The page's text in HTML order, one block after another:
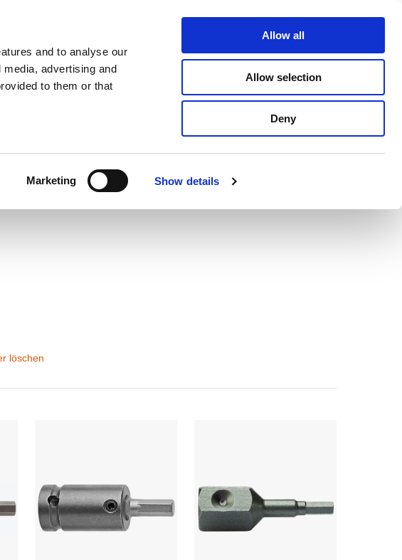
and to analyse our
advertising and
to them or that
Marketing Show details
Allow all
Allow selection
Deny
Über Apex Kontakt
SERVICE-UNTERSTÜTZUNG NACHRICHTEN
löschen